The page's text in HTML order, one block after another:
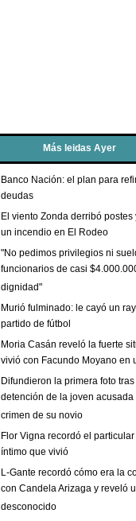
Más leidas Ayer
Banco Nación: el plan para
deudas
El viento Zonda derribó postes
un incendio en El Rodeo
"No pedimos privilegios ni
funcionarios de casi
dignidad"
Murió fulminado: le cayó un
partido de fútbol
Moria Casán reveló la fuerte
vivió con Facundo Moyano en
Difundieron la primera foto
detención de la joven acusada
crimen de su novio
Flor Vigna recordó el
íntimo que vivió
L-Gante recordó cómo era la
con Candela Arizaga y reveló
desconocido